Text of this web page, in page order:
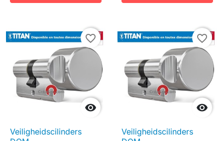

favorite_border
Veiligheidscilinders

favorite_border
Veiligheidscilinders